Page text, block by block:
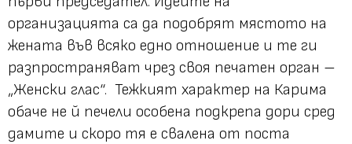
организацията са да подобрят мястото на
жената във всяко едно отношение и те ги
разпространяват чрез своя печатен орган –
„Женски глас“. Тежкият характер на Карима
обаче не й печели особена подкрепа дори сред
дамите и скоро тя е свалена от поста